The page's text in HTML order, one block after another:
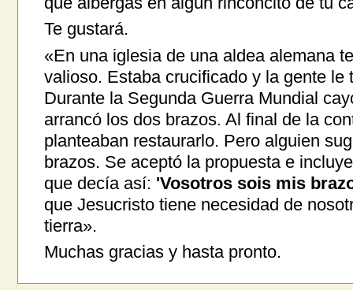
Te gustará.
«En una iglesia de una aldea alemana
valioso. Estaba crucificado y la gente le
Durante la Segunda Guerra Mundial
arrancó los dos brazos. Al final de la
planteaban restaurarlo. Pero alguien
brazos. Se aceptó la propuesta e
que decía así: 'Vosotros sois mis
que Jesucristo tiene necesidad de
tierra».
Muchas gracias y hasta pronto.